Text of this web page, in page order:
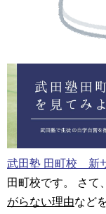
武田塾 田町校 新
田町校です。 さて、
がらない理由など